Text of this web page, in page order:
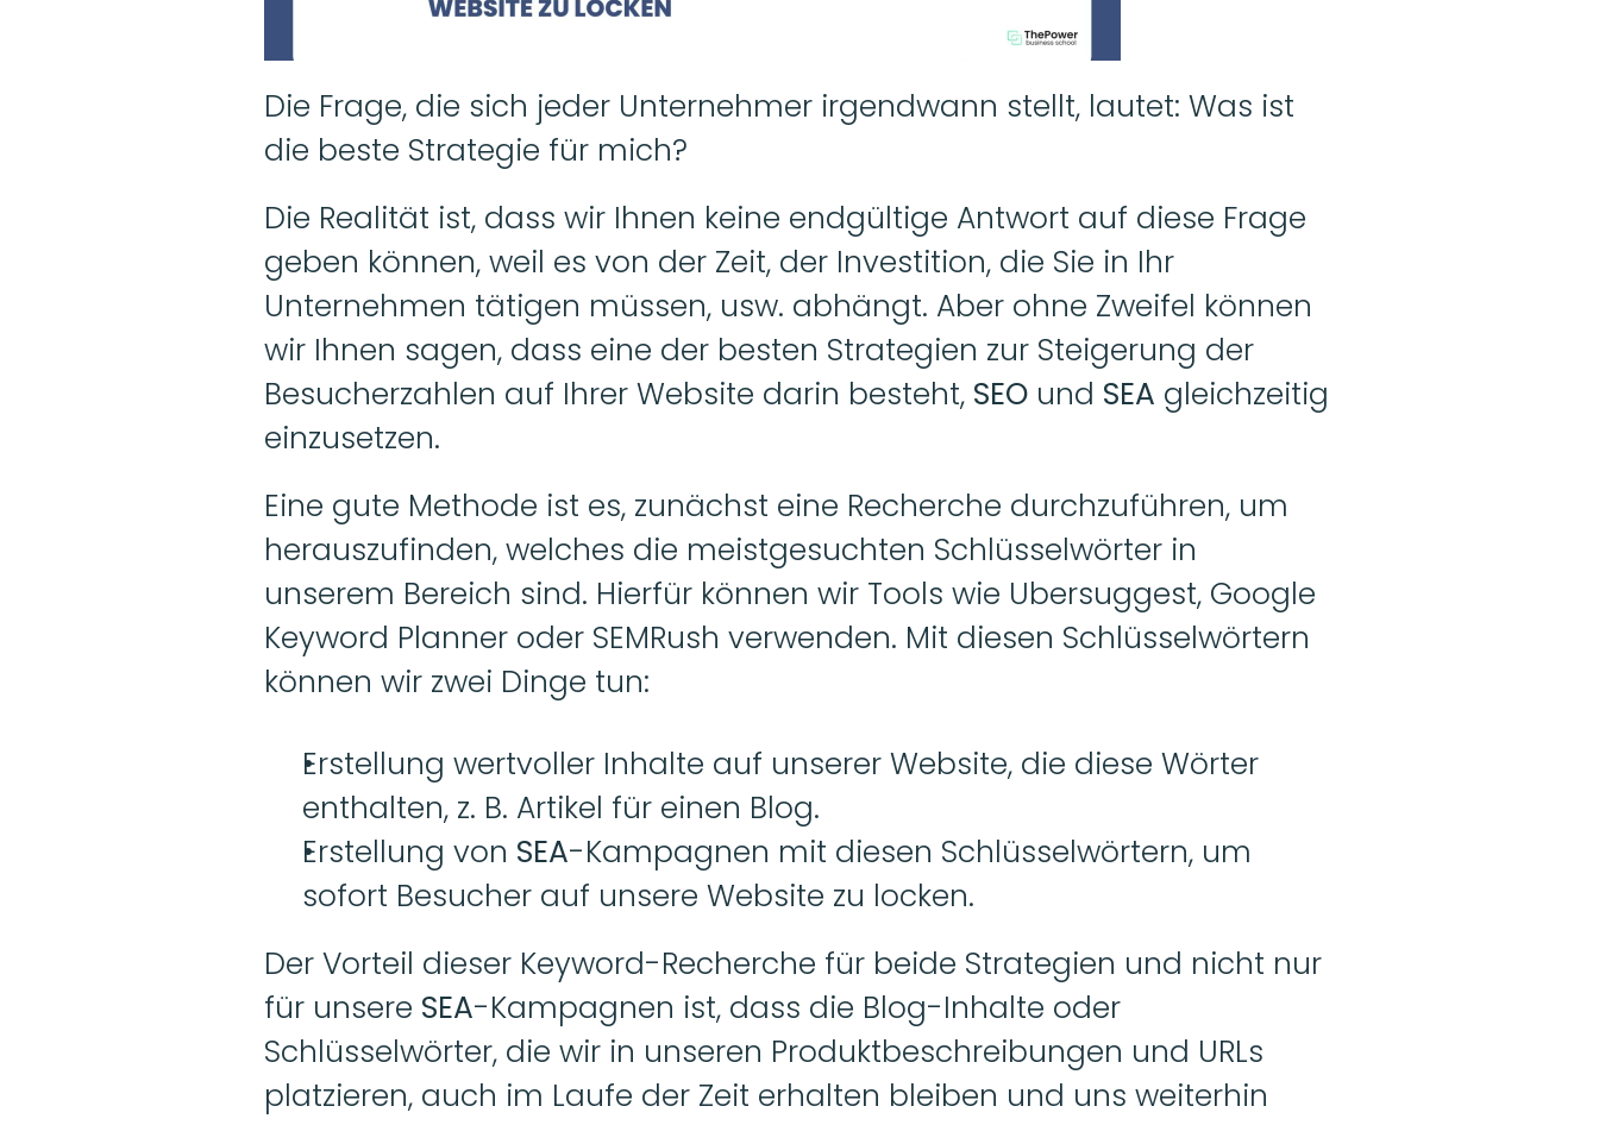
Die Frage, die sich jeder Unternehmer irgendwann stellt, lautet: Was ist
die beste Strategie für mich?
Die Realität ist, dass wir Ihnen keine endgültige Antwort auf diese Frage
geben können, weil es von der Zeit, der Investition, die Sie in Ihr
Unternehmen tätigen müssen, usw. abhängt. Aber ohne Zweifel können
wir Ihnen sagen, dass eine der besten Strategien zur Steigerung der
Besucherzahlen auf Ihrer Website darin besteht, SEO und SEA gleichzeitig
einzusetzen.
Eine gute Methode ist es, zunächst eine Recherche durchzuführen, um
herauszufinden, welches die meistgesuchten Schlüsselwörter in
unserem Bereich sind. Hierfür können wir Tools wie Ubersuggest, Google
Keyword Planner oder SEMRush verwenden. Mit diesen Schlüsselwörtern
können wir zwei Dinge tun:
Erstellung wertvoller Inhalte auf unserer Website, die diese Wörter
enthalten, z. B. Artikel für einen Blog.
Erstellung von SEA-Kampagnen mit diesen Schlüsselwörtern, um
sofort Besucher auf unsere Website zu locken.
Der Vorteil dieser Keyword-Recherche für beide Strategien und nicht nur
für unsere SEA-Kampagnen ist, dass die Blog-Inhalte oder
Schlüsselwörter, die wir in unseren Produktbeschreibungen und URLs
platzieren, auch im Laufe der Zeit erhalten bleiben und uns weiterhin